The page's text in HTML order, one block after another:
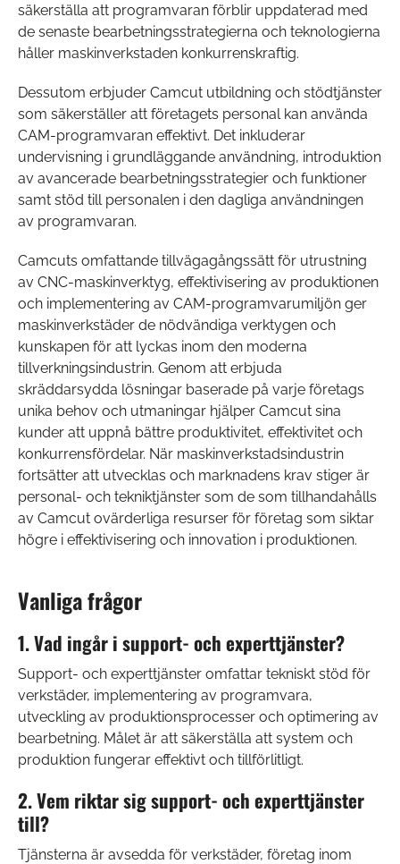
säkerställa att programvaran förblir uppdaterad med
de senaste bearbetningsstrategierna och teknologierna
håller maskinverkstaden konkurrenskraftig.
Dessutom erbjuder Camcut utbildning och stödtjänster
som säkerställer att företagets personal kan använda
CAM-programvaran effektivt. Det inkluderar
undervisning i grundläggande användning, introduktion
av avancerade bearbetningsstrategier och funktioner
samt stöd till personalen i den dagliga användningen
av programvaran.
Camcuts omfattande tillvägagångssätt för utrustning
av CNC-maskinverktyg, effektivisering av produktionen
och implementering av CAM-programvarumiljön ger
maskinverkstäder de nödvändiga verktygen och
kunskapen för att lyckas inom den moderna
tillverkningsindustrin. Genom att erbjuda
skräddarsydda lösningar baserade på varje företags
unika behov och utmaningar hjälper Camcut sina
kunder att uppnå bättre produktivitet, effektivitet och
konkurrensfördelar. När maskinverkstadsindustrin
fortsätter att utvecklas och marknadens krav stiger är
personal- och tekniktjänster som de som tillhandahålls
av Camcut ovärderliga resurser för företag som siktar
högre i effektivisering och innovation i produktionen.
Vanliga frågor
1. Vad ingår i support- och experttjänster?
Support- och experttjänster omfattar tekniskt stöd för
verkstäder, implementering av programvara,
utveckling av produktionsprocesser och optimering av
bearbetning. Målet är att säkerställa att system och
produktion fungerar effektivt och tillförlitligt.
2. Vem riktar sig support- och experttjänster
till?
Tjänsterna är avsedda för verkstäder, företag inom